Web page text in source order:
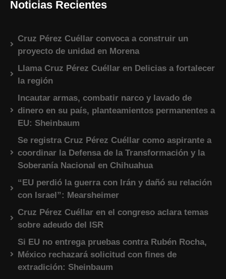
Noticias Recientes
Cruz Pérez Cuéllar convoca a construir un
proyecto de unidad en Morena
Llama Cruz Pérez Cuéllar en Delicias a fortalecer
la región
Incautar armas, combatir narco y lavado de
dinero en su país, planteamientos permanentes a
EU: Sheinbaum
Se registra Cruz Pérez Cuéllar como aspirante a
coordinar la Defensa de la Transformación y la
Soberanía Nacional en Chihuahua
“EU perdió la guerra con Irán y dañó su relación
con Israel”: Mearsheimer
Cruz Pérez Cuéllar en el congreso aclara temas
sobre adeudo del ISR
Si EU no entrega pruebas contra Rubén Rocha,
México rechazará solicitud con fines de
extradición: Sheinbaum